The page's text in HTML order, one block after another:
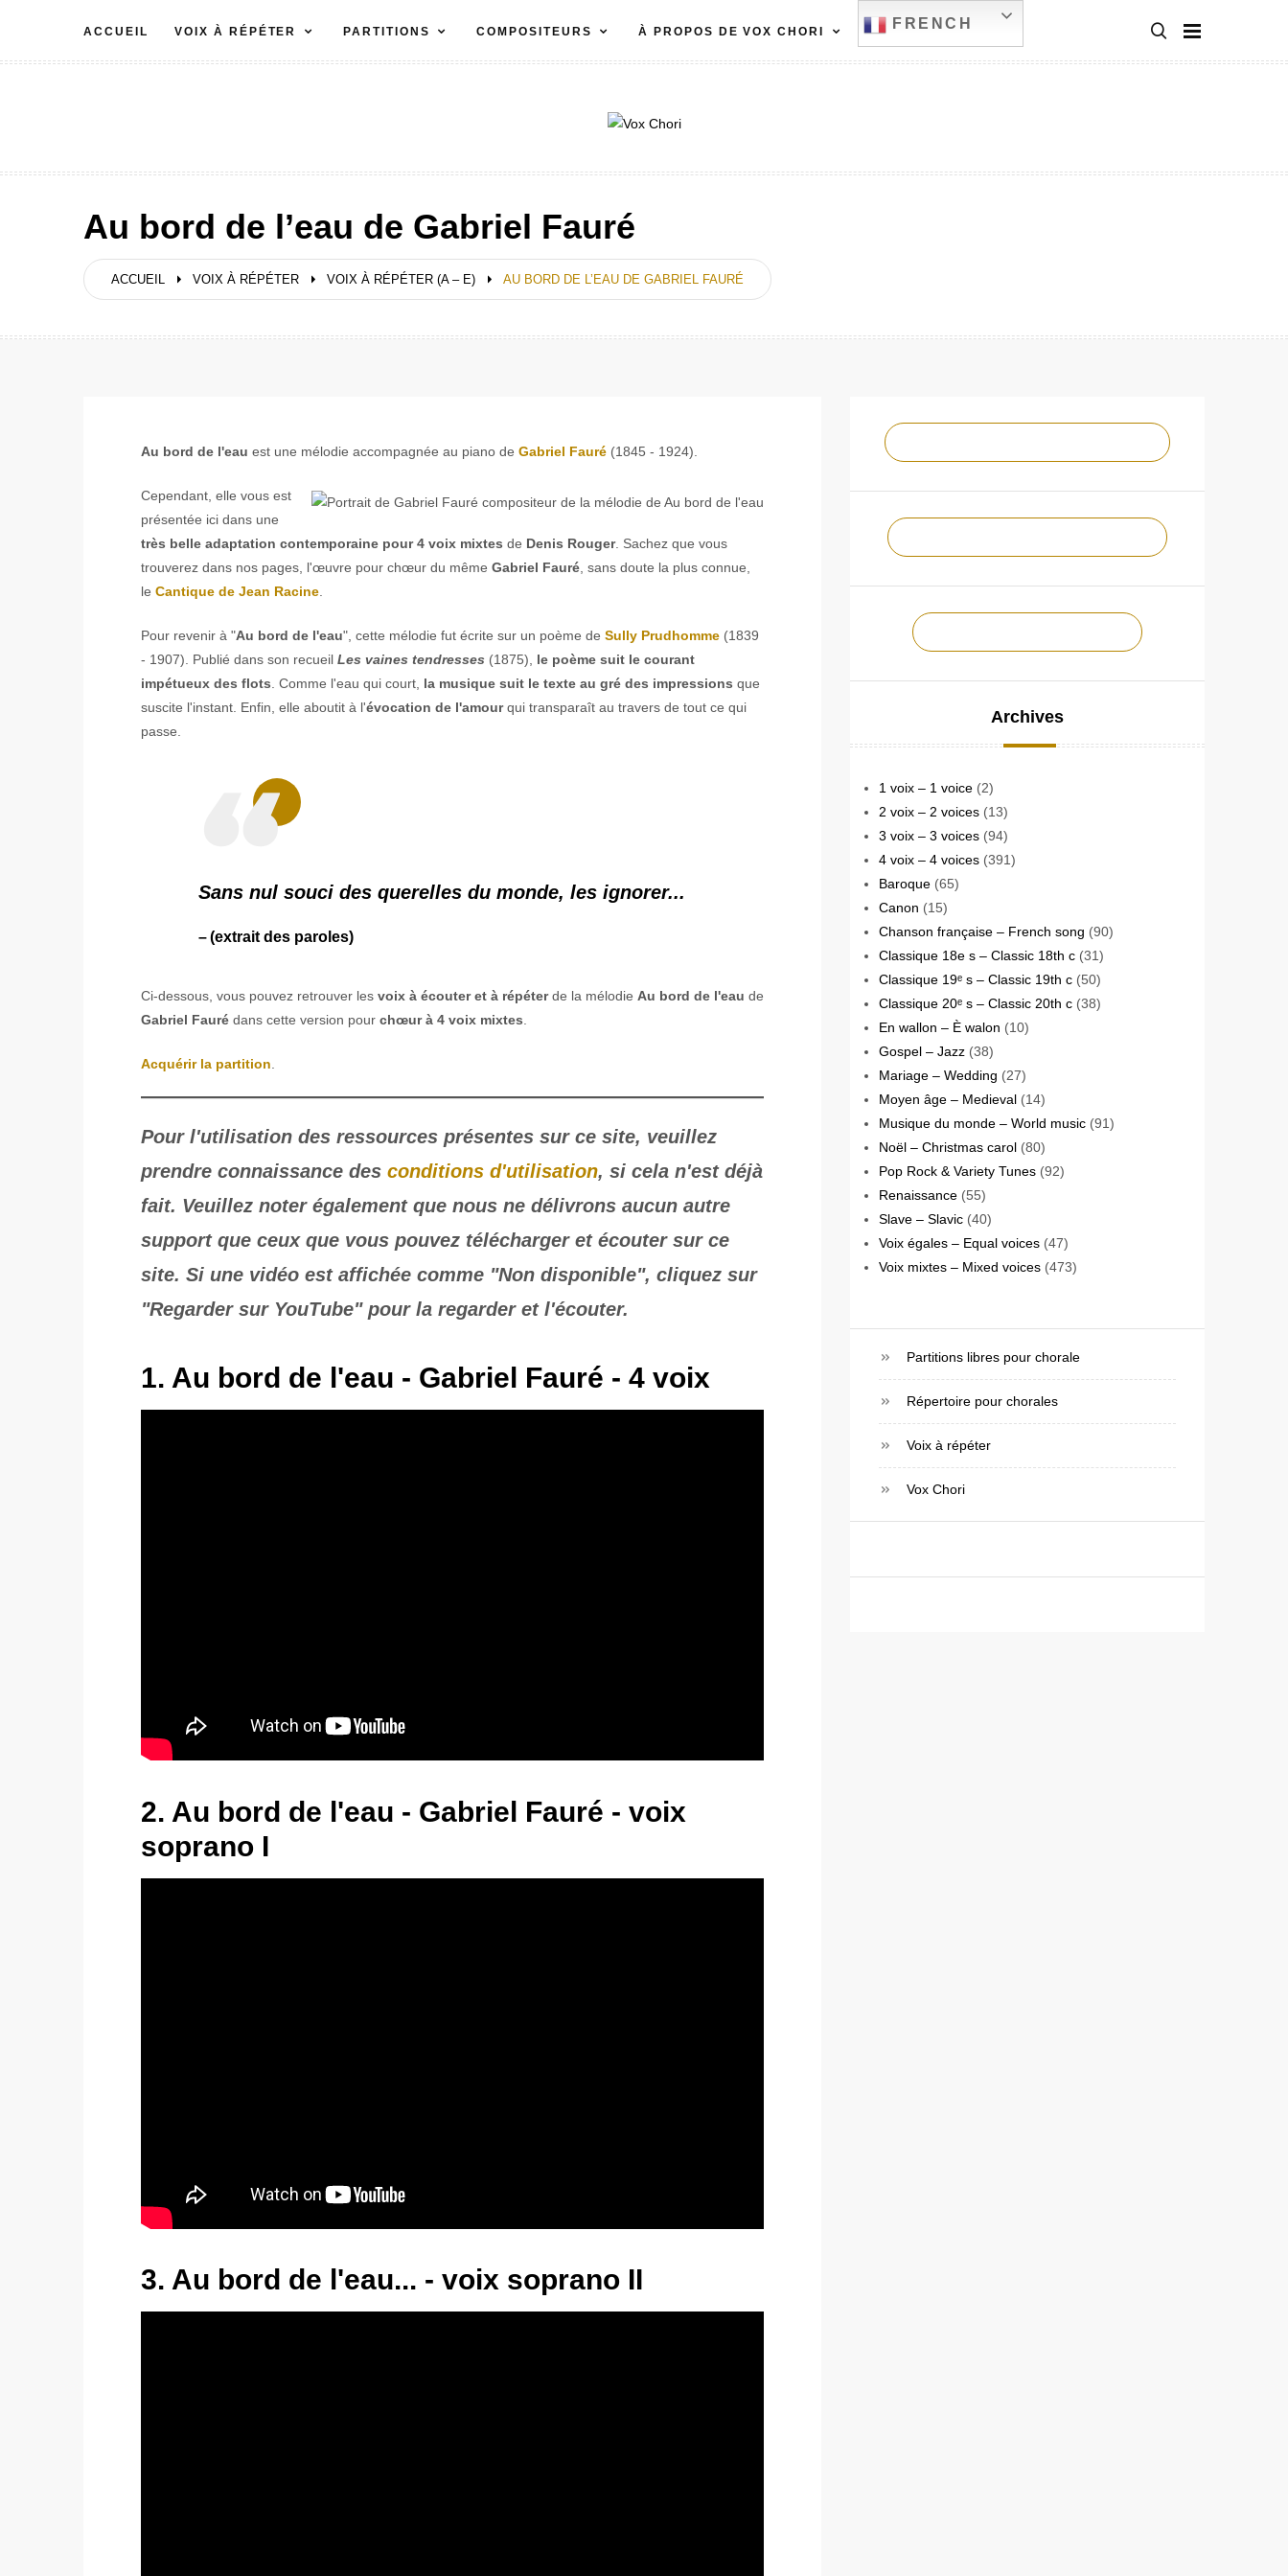
contenu
ACCUEIL VOIX À RÉPÉTER PARTITIONS COMPOSITEURS À PROPOS DE VOX CHORI FRENCH
ACCUEIL VOIX À RÉPÉTER VOIX À RÉPÉTER (A – E) AU BORD DE L’EAU DE GABRIEL FAURÉ
Au bord de l’eau de Gabriel Fauré
Au bord de l'eau est une mélodie accompagnée au piano de Gabriel Fauré (1845 - 1924).
Cependant, elle vous est
présentée ici dans une
très belle adaptation contemporaine pour 4 voix mixtes de Denis Rouger. Sachez que vous
trouverez dans nos pages, l'œuvre pour chœur du même Gabriel Fauré , sans doute la plus connue,
le Cantique de Jean Racine
Pour revenir à "Au bord de l'eau", cette mélodie fut écrite sur un poème de Sully Prudhomme (1839
- 1907). Publié dans son recueil Les vaines tendresses (1875), le poème suit le courant
impétueux des flots . Comme l'eau qui court, la musique suit le texte au gré des impressions que
suscite l'instant. Enfin, elle aboutit à l'évocation de l'amourqui transparaît au travers de tout ce qui
passe.
Sans nul souci des querelles du monde, les ignorer...
(extrait des paroles)
Ci-dessous, vous pouvez retrouver les voix à écouter et à répéterde la mélodie Au bord de l'eau de
Gabriel Fauré dans cette version pour chœur à 4 voix mixtes
Acquérir la partition
Pour l'utilisation des ressources présentes sur ce site, veuillez
prendre connaissance des conditions d'utilisation, si cela n'est déjà
fait. Veuillez noter également que nous ne délivrons aucun autre
support que ceux que vous pouvez télécharger et écouter sur ce
site. Si une vidéo est affichée comme "Non disponible", cliquez sur
"Regarder sur YouTube" pour la regarder et l'écouter.
1. Au bord de l'eau - Gabriel Fauré - 4 voix
2. Au bord de l'eau - Gabriel Fauré - voix
soprano I
3. Au bord de l'eau... - voix soprano II
Archives
1 voix – 1 voice (2)
2 voix – 2 voices (13)
3 voix – 3 voices (94)
4 voix – 4 voices (391)
Baroque (65)
Canon (15)
Chanson française – French song (90)
Classique 18e s – Classic 18th c (31)
Classique 19ᵉ s – Classic 19th c (50)
Classique 20ᵉ s – Classic 20th c (38)
En wallon – È walon (10)
Gospel – Jazz (38)
Mariage – Wedding (27)
Moyen âge – Medieval (14)
Musique du monde – World music (91)
Noël – Christmas carol (80)
Pop Rock & Variety Tunes (92)
Renaissance (55)
Slave – Slavic (40)
Voix égales – Equal voices (47)
Voix mixtes – Mixed voices (473)
Partitions libres pour chorale
Répertoire pour chorales
Voix à répéter
Vox Chori